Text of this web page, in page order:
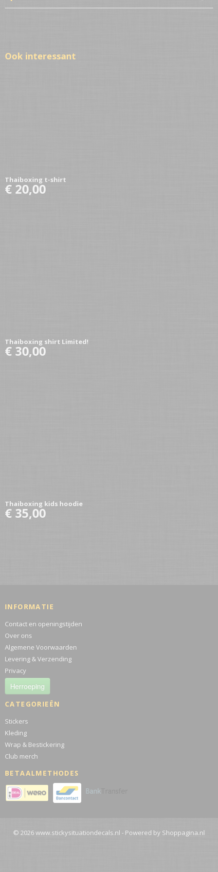
Ook interessant
Thaiboxing t-shirt
€ 20,00
Thaiboxing shirt Limited!
€ 30,00
Thaiboxing kids hoodie
€ 35,00
INFORMATIE
Contact en openingstijden
Over ons
Algemene Voorwaarden
Levering & Verzending
Privacy
Herroeping
CATEGORIEËN
Stickers
Kleding
Wrap & Bestickering
Club merch
BETAALMETHODES
© 2026 www.stickysituationdecals.nl - Powered by Shoppagina.nl